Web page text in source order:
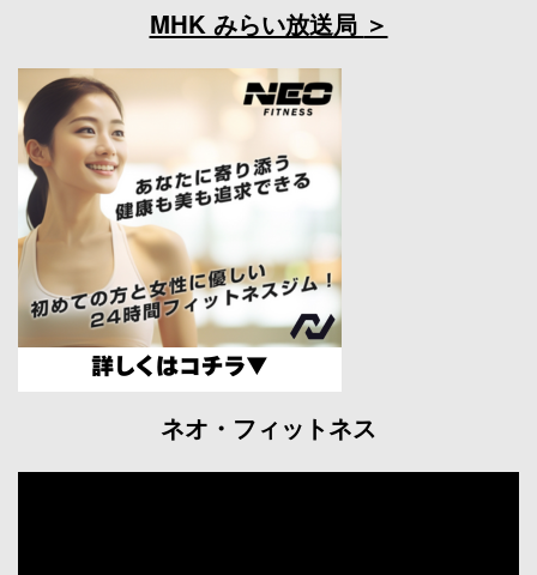
MHK みらい放送局
ネオ・フィットネス